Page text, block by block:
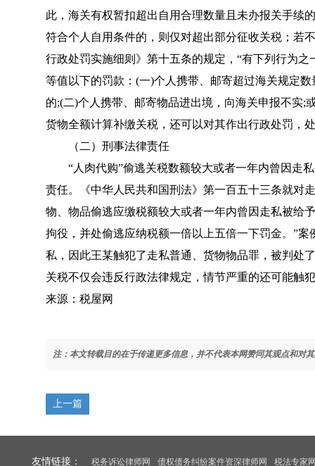
此，海关有权暂扣超出自用合理数量且未办报关手续
符合个人自用条件的，则仅对超出部分征收关税；若
行政处罚实施细则》第十五条的规定，“有下列行为
等值以下的罚款：(一)个人携带、邮寄超过海关规定
的;(二)个人携带、邮寄物品进出境，向海关申报不实;
货物全额计算补缴关税，还可以对其作出行政处罚，
（二）刑事法律责任
“人肉代购”偷逃关税数额较大或者一年内曾因走
责任。《中华人民共和国刑法》第一百五十三条就对
物、物品偷逃应缴税额较大或者一年内曾因走私被给
拘役，并处偷逃应纳税额一倍以上五倍一下罚金。”
私，因此王某触犯了走私普通、货物物品罪，被判处
关税不仅会违反行政法律规定，情节严重的还可能触
来源：税屋网
注：本文转载目的在于传递更多信息，并不代表本网赞同其观点和对
上一篇
友情链接： 税务诉讼律师网 债权债务纠纷案件资深律师网 税法专家